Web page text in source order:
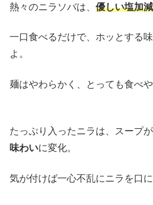
熱々のニラソバは、 優しい塩加
一口食べるだけで、ホッとする
よ。
麺はやわらかく、とっても食べや
たっぷり入ったニラは、スープ
味わいに変化。
気が付けば一心不乱にニラを口に